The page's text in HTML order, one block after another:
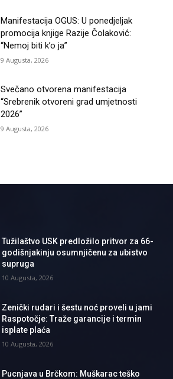
Manifestacija OGUS: U ponedjeljak
promocija knjige Razije Čolaković:
“Nemoj biti k’o ja”
9 Augusta, 2026
Svečano otvorena manifestacija
“Srebrenik otvoreni grad umjetnosti
2026”
9 Augusta, 2026
Tužilaštvo USK predložilo pritvor za 66-
godišnjakinju osumnjičenu za ubistvo
supruga
10 Augusta, 2026
Zenički rudari i šestu noć proveli u jami
Raspotočje: Traže garancije i termin
isplate plaća
10 Augusta, 2026
Pucnjava u Brčkom: Muškarac teško